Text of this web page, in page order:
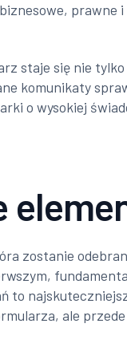
staje się nie
komunikaty
o wysokiej
zostanie
to
ale